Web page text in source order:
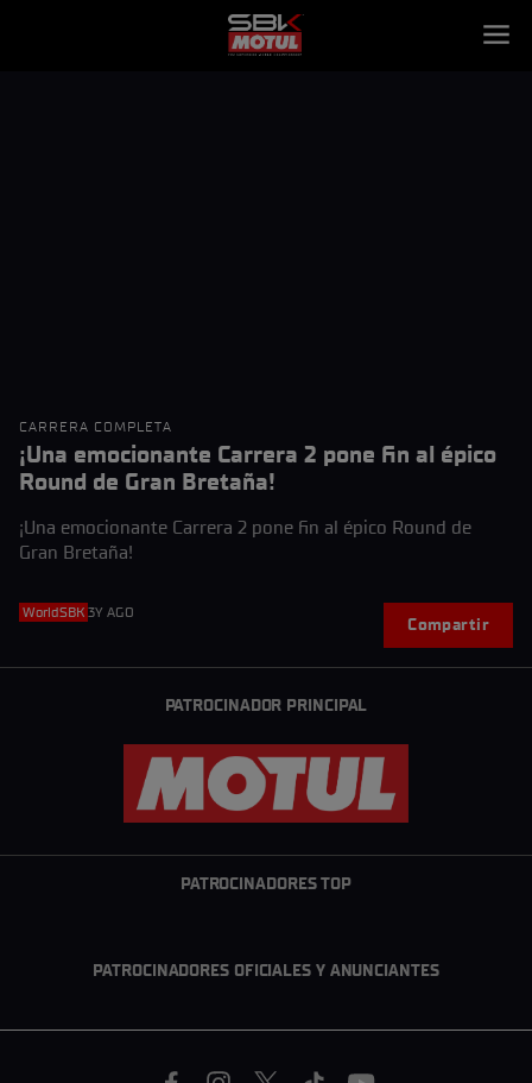
CARRERA COMPLETA
¡Una emocionante Carrera 2 pone fin al épico
Round de Gran Bretaña!
¡Una emocionante Carrera 2 pone fin al épico Round de
Gran Bretaña!
WorldSBK 3Y AGO
Compartir
PATROCINADOR PRINCIPAL
PATROCINADORES TOP
PATROCINADORES OFICIALES Y ANUNCIANTES